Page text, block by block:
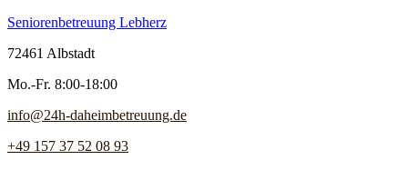
Seniorenbetreuung Lebherz
72461 Albstadt
Mo.-Fr. 8:00-18:00
info@24h-daheimbetreuung.de
+49 157 37 52 08 93